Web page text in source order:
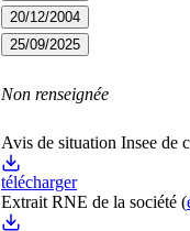
20/12/2004
25/09/2025
Non renseignée
Avis de situation Insee de
télécharger
Extrait RNE de la société (